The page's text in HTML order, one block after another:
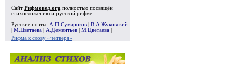
Сайт Рифмовед.org полностью посвящён
стихосложению и русской рифме.
Русские поэты: А.П.Сумароков
В.А.Жуковский
М.Цветаева А.Дементьев М.Цветаева
Рифма к слову «четверя»